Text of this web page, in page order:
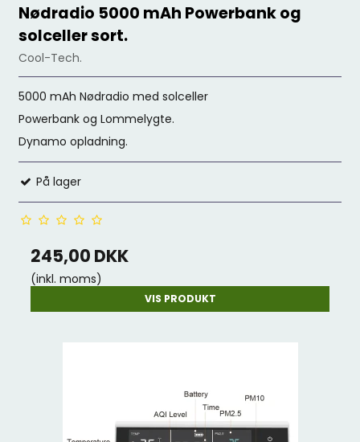
Nødradio 5000 mAh Powerbank og
solceller sort.
Cool-Tech.
5000 mAh Nødradio med solceller
Powerbank og Lommelygte.
Dynamo opladning.
På lager
245,00 DKK
(inkl. moms)
VIS PRODUKT